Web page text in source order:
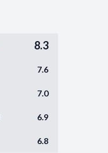
8.3
7.6
7.0
6.9
6.8